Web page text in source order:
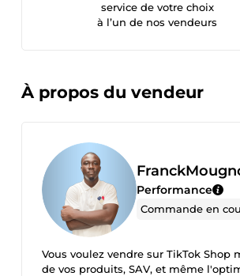
service de votre choix
à l’un de nos vendeurs
À propos du vendeur
Performance
Commande en
Vous voulez vendre sur TikTok
de vos produits, SAV, et même